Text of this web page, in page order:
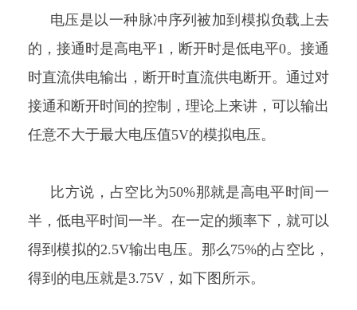
电压是以一种脉冲序列被加到模拟负载上去
的，接通时是高电平1，断开时是低电平0。接通
时直流供电输出，断开时直流供电断开。通过对
接通和断开时间的控制，理论上来讲，可以输出
任意不大于最大电压值5V的模拟电压。
比方说，占空比为50%那就是高电平时间一
半，低电平时间一半。在一定的频率下，就可以
得到模拟的2.5V输出电压。那么75%的占空比，
得到的电压就是3.75V，如下图所示。